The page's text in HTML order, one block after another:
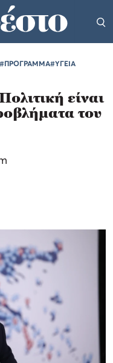
#ΠΡΟΓΡΑΜΜΑ#ΥΓΕΙΑ
είναι
του